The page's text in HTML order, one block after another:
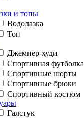
и топы
Водолазка
Топ
Джемпер-худи
Спортивная футболка
Спортивные шорты
Спортивные брюки
Спортивный костюм
Галстук